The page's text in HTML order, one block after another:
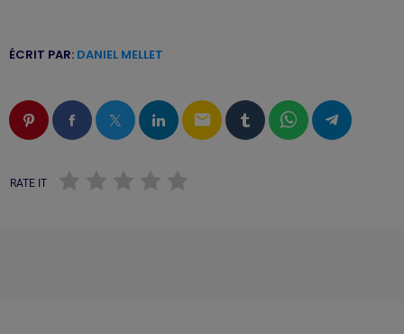
ÉCRIT PAR: DANIEL MELLET
email
RATE IT